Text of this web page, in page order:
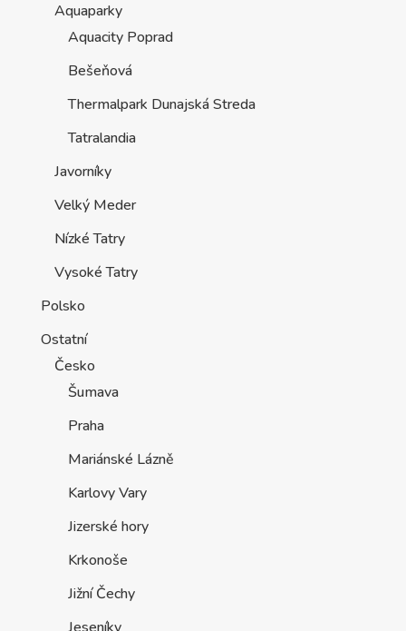
Aquaparky
Aquacity Poprad
Bešeňová
Thermalpark Dunajská Streda
Tatralandia
Javorníky
Velký Meder
Nízké Tatry
Vysoké Tatry
Polsko
Ostatní
Česko
Šumava
Praha
Mariánské Lázně
Karlovy Vary
Jizerské hory
Krkonoše
Jižní Čechy